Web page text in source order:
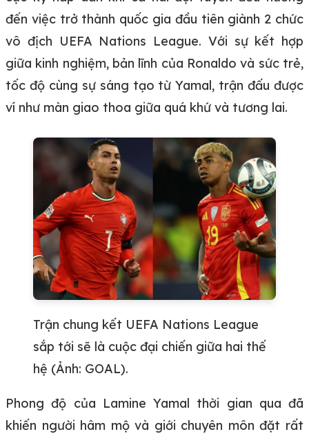
đến việc trở thành quốc gia đầu tiên giành 2 chức
vô địch UEFA Nations League. Với sự kết hợp
giữa kinh nghiệm, bản lĩnh của Ronaldo và sức trẻ,
tốc độ cùng sự sáng tạo từ Yamal, trận đấu được
ví như màn giao thoa giữa quá khứ và tương lai.
Trận chung kết UEFA Nations League
sắp tới sẽ là cuộc đại chiến giữa hai thế
hệ (Ảnh: GOAL).
Phong độ của Lamine Yamal thời gian qua đã
khiến người hâm mộ và giới chuyên môn đặt rất